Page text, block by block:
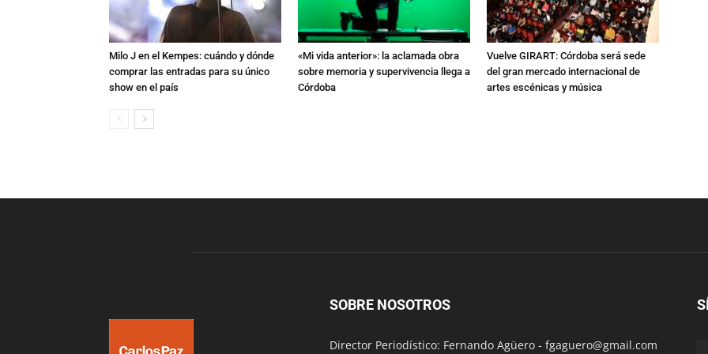
Milo J en el Kempes: cuándo y dónde
comprar las entradas para su único
show en el país
«Mi vida anterior»: la aclamada obra
sobre memoria y supervivencia llega a
Córdoba
Vuelve GIRART: Córdoba será sede
del gran mercado internacional de
artes escénicas y música
SOBRE NOSOTROS
Director Periodístico: Fernando Agüero - fgaguero@gmail.com